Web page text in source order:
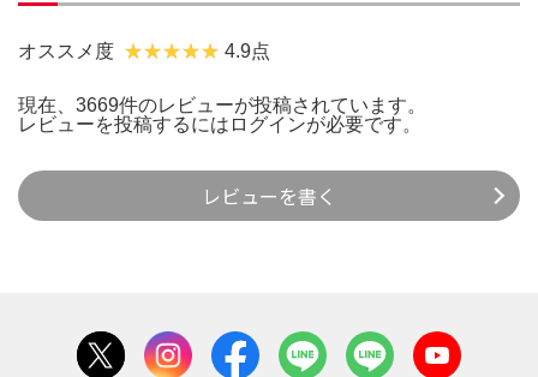
オススメ度 4.9点
現在、3669件のレビューが投稿されています。
レビューを投稿するには ログインが必要です。
レビューを書く